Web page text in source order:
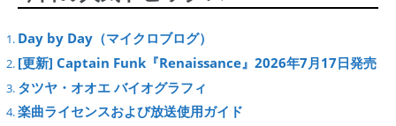
Day by Day（マイクロブログ）
[更新] Captain Funk『Renaissance』2026年7月17日発売
タツヤ・オオエ バイオグラフィ
楽曲ライセンスおよび放送使用ガイド